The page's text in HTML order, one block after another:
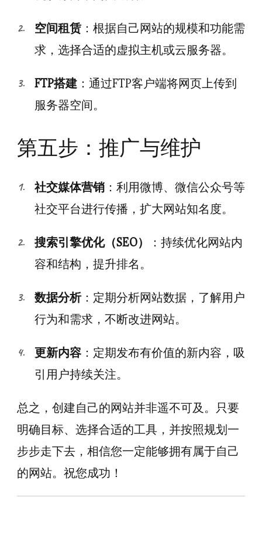
空间租赁 ：根据自己网站的规模和功能需
求，选择合适的虚拟主机或云服务器。
FTP搭建 ：通过FTP客户端将网页上传到
服务器空间。
第五步：推广与维护
社交媒体营销 ：利用微博、微信公众号等
社交平台进行传播，扩大网站知名度。
搜索引擎优化（SEO）
：持续优化网站内
容和结构，提升排名。
数据分析：定期分析网站数据，了解用户
行为和需求，不断改进网站。
更新内容 ：定期发布有价值的新内容，吸
引用户持续关注。
总之，创建自己的网站并非遥不可及。只要
明确目标、选择合适的工具，并按照规划一
步步走下去，相信您一定能够拥有属于自己
的网站。祝您成功！